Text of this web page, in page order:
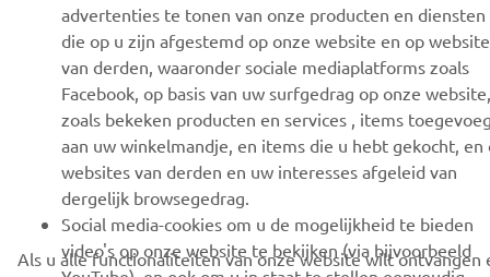
ABONNEREN
Lees ons privacybeleid om te leren hoe we uw persoonlijke
gegevens verwerken: Privacyverklaring
Netherlands (Dutch)
advertenties te tonen van onze producten en diensten
die op u zijn afgestemd op onze website en op
van derden, waaronder sociale mediaplatforms zoals
Facebook, op basis van uw surfgedrag op onze website,
zoals bekeken producten en services , items
aan uw winkelmandje, en items die u hebt gekocht, en
websites van derden en uw interesses afgeleid van
dergelijk browsegedrag.
Social media-cookies om u de mogelijkheid te bieden
video's op onze website te bekijken (via bijvoorbeeld
Als u alle functionaliteiten van onze website wilt ontvangen